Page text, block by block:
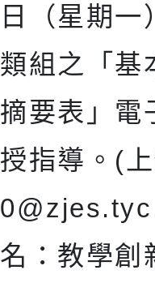
日（星期
類組之「基
摘要表」電
授指導。(
名：教學創